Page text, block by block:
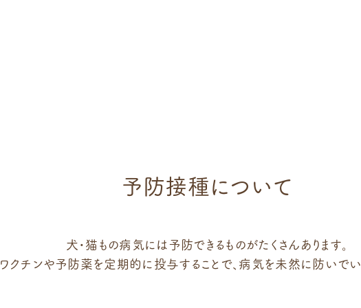
予防接種について
犬・猫もの病気には予防できるものがたくさんあります。
ワクチンや予防薬を定期的に投与することで、病気を未然に防いでいき